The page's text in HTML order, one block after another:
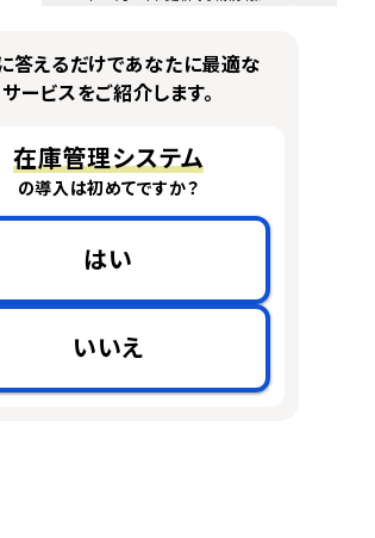
アイミツSaaS
のサービスデータを参照しています。
界DX最強ナビ編集部 情報取得元
答えるだけであなたに最適な
サービスをご紹介します。
在庫管理システム
の導入は初めてですか？
はい
いいえ